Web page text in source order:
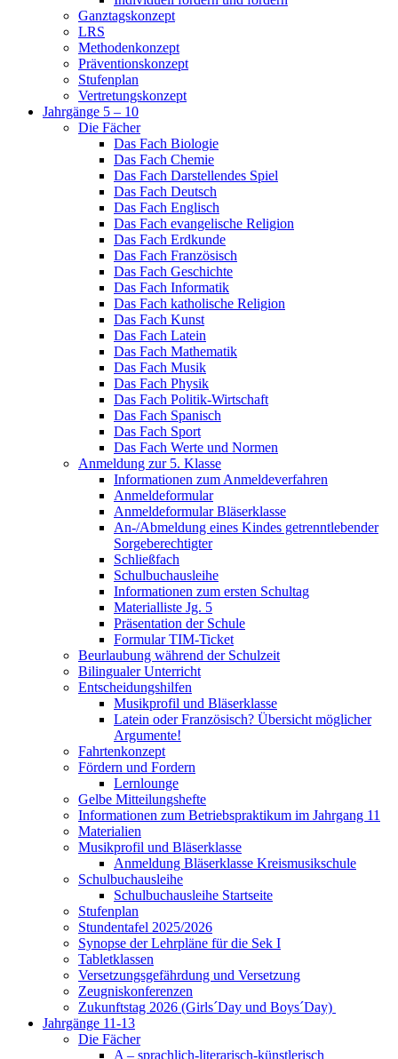
Ganztagskonzept
LRS
Methodenkonzept
Präventionskonzept
Stufenplan
Vertretungskonzept
Jahrgänge 5 – 10
Die Fächer
Das Fach Biologie
Das Fach Chemie
Das Fach Darstellendes Spiel
Das Fach Deutsch
Das Fach Englisch
Das Fach evangelische Religion
Das Fach Erdkunde
Das Fach Französisch
Das Fach Geschichte
Das Fach Informatik
Das Fach katholische Religion
Das Fach Kunst
Das Fach Latein
Das Fach Mathematik
Das Fach Musik
Das Fach Physik
Das Fach Politik-Wirtschaft
Das Fach Spanisch
Das Fach Sport
Das Fach Werte und Normen
Anmeldung zur 5. Klasse
Informationen zum Anmeldeverfahren
Anmeldeformular
Anmeldeformular Bläserklasse
An-/Abmeldung eines Kindes getrenntlebender
Sorgeberechtigter
Schließfach
Schulbuchausleihe
Informationen zum ersten Schultag
Materialliste Jg. 5
Präsentation der Schule
Formular TIM-Ticket
Beurlaubung während der Schulzeit
Bilingualer Unterricht
Entscheidungshilfen
Musikprofil und Bläserklasse
Latein oder Französisch? Übersicht möglicher
Argumente!
Fahrtenkonzept
Fördern und Fordern
Lernlounge
Gelbe Mitteilungshefte
Informationen zum Betriebspraktikum im Jahrgang 11
Materialien
Musikprofil und Bläserklasse
Anmeldung Bläserklasse Kreismusikschule
Schulbuchausleihe
Schulbuchausleihe Startseite
Stufenplan
Stundentafel 2025/2026
Synopse der Lehrpläne für die Sek I
Tabletklassen
Versetzungsgefährdung und Versetzung
Zeugniskonferenzen
Zukunftstag 2026 (Girls´Day und Boys´Day)
Jahrgänge 11-13
Die Fächer
A – sprachlich-literarisch-künstlerisch